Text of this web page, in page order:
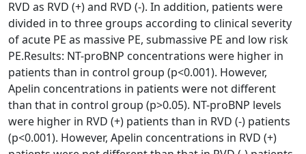
RVD as RVD (+) and RVD (-). In addition, patients were
divided in to three groups according to clinical severity
of acute PE as massive PE, submassive PE and low risk
PE.Results: NT-proBNP concentrations were higher in
patients than in control group (p<0.001). However,
Apelin concentrations in patients were not different
than that in control group (p>0.05). NT-proBNP levels
were higher in RVD (+) patients than in RVD (-) patients
(p<0.001). However, Apelin concentrations in RVD (+)